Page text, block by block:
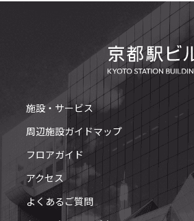
施設・サービス
周辺施設ガイドマップ
フロアガイド
アクセス
よくあるご質問